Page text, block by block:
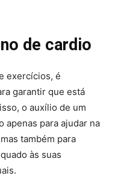
de cardio
exercícios, é
garantir que está
o auxílio de um
apenas para ajudar na
também para
às suas